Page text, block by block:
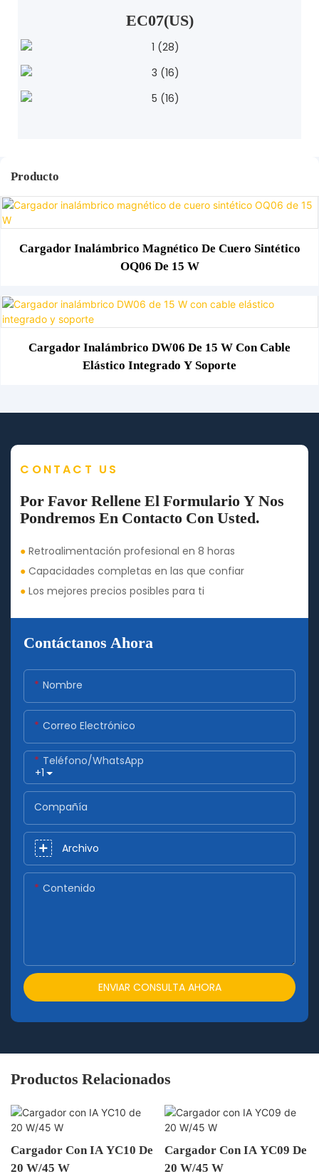
EC07(US)
Producto
Cargador Inalámbrico Magnético De Cuero Sintético
OQ06 De 15 W
Cargador Inalámbrico DW06 De 15 W Con Cable
Elástico Integrado Y Soporte
CONTACT US
Por Favor Rellene El Formulario Y Nos
Pondremos En Contacto Con Usted.
● Retroalimentación profesional en 8 horas
● Capacidades completas en las que confiar
● Los mejores precios posibles para ti
Contáctanos Ahora
Nombre
Correo Electrónico
+1
Teléfono/WhatsApp
Compañía
Archivo
Contenido
ENVIAR CONSULTA AHORA
Productos Relacionados
Cargador Con IA YC10 De
20 W/45 W
Cargador Con IA YC09 De
20 W/45 W